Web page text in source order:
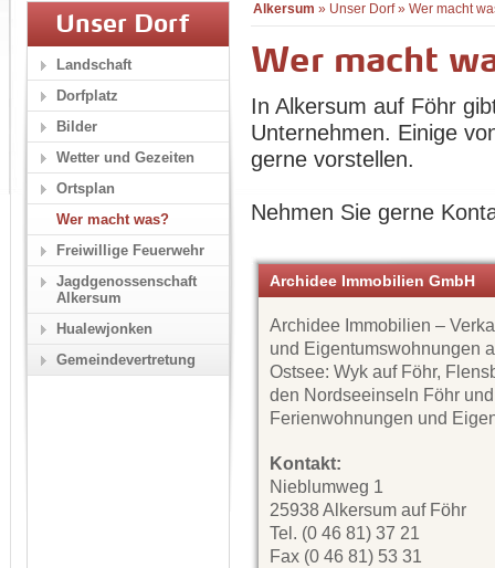
Alkersum » Unser Dorf» Wer macht
Wer macht
In Alkersum auf Föhr
Unternehmen. Einige
gerne vorstellen.
Nehmen Sie gerne
Archidee Immobilien GmbH
Archidee Immobilien –
und Eigentumswohnungen
Ostsee: Wyk auf Föhr,
den Nordseeinseln Föhr
Ferienwohnungen und
Kontakt:
Nieblumweg 1
25938 Alkersum auf Föhr
Tel. (0 46 81) 37 21
Fax (0 46 81) 53 31
Unser Dorf
Landschaft
Dorfplatz
Bilder
Wetter und Gezeiten
Ortsplan
Wer macht was?
Freiwillige Feuerwehr
Jagdgenossenschaft
Alkersum
Hualewjonken
Gemeindevertretung